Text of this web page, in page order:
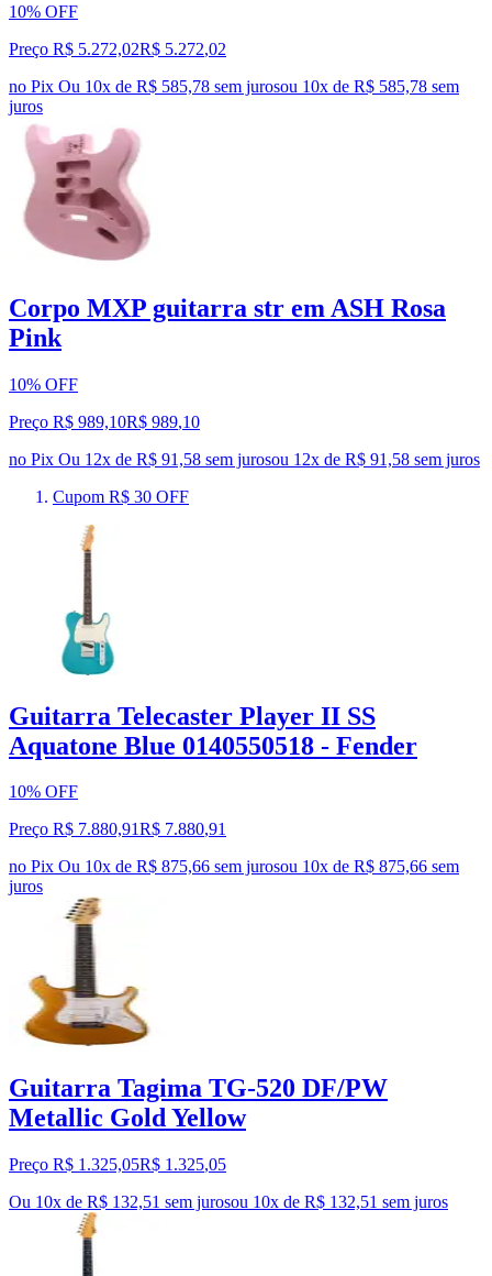
10% OFF
Preço R$ 5.272,02R$ 5.272,02
no Pix Ou 10x de R$ 585,78 sem jurosou 10x de R$ 585,78 sem
juros
Corpo MXP guitarra str em ASH Rosa
Pink
10% OFF
Preço R$ 989,10R$ 989,10
no Pix Ou 12x de R$ 91,58 sem jurosou 12x de R$ 91,58 sem juros
Cupom R$ 30 OFF
Guitarra Telecaster Player II SS
Aquatone Blue 0140550518 - Fender
10% OFF
Preço R$ 7.880,91R$ 7.880,91
no Pix Ou 10x de R$ 875,66 sem jurosou 10x de R$ 875,66 sem
juros
Guitarra Tagima TG-520 DF/PW
Metallic Gold Yellow
Preço R$ 1.325,05R$ 1.325,05
Ou 10x de R$ 132,51 sem jurosou 10x de R$ 132,51 sem juros